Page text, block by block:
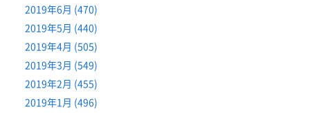
2019年6月 (470)
2019年5月 (440)
2019年4月 (505)
2019年3月 (549)
2019年2月 (455)
2019年1月 (496)